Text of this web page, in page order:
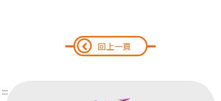
回上一頁
:::